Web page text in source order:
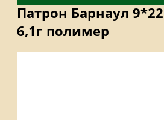
Патрон Барнаул
6,1г полимер
Описание Характеристики